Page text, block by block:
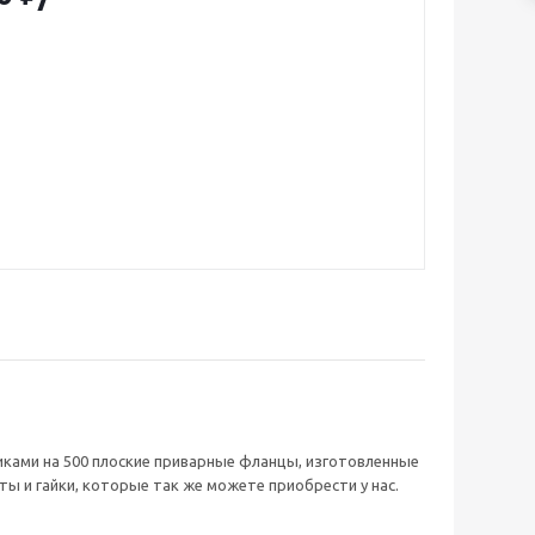
у нас.
на 500 плоские приварные фланцы, изготовленные
и гайки, которые так же можете приобрести у нас.